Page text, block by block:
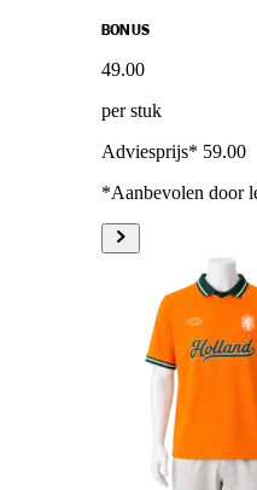
BONUS
49.00
per stuk
Adviesprijs* 59.00
*Aanbevolen door